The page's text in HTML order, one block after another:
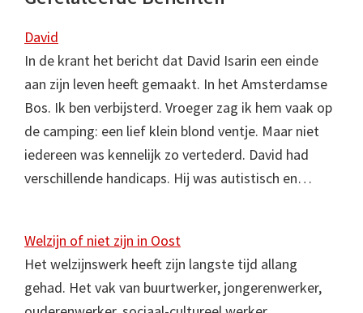
David
In de krant het bericht dat David Isarin een einde
aan zijn leven heeft gemaakt. In het Amsterdamse
Bos. Ik ben verbijsterd. Vroeger zag ik hem vaak op
de camping: een lief klein blond ventje. Maar niet
iedereen was kennelijk zo vertederd. David had
verschillende handicaps. Hij was autistisch en…
Welzijn of niet zijn in Oost
Het welzijnswerk heeft zijn langste tijd allang
gehad. Het vak van buurtwerker, jongerenwerker,